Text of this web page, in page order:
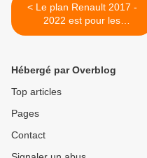
< Le plan Renault 2017 -
2022 est pour les
actionnaires
Hébergé par Overblog
Top articles
Pages
Contact